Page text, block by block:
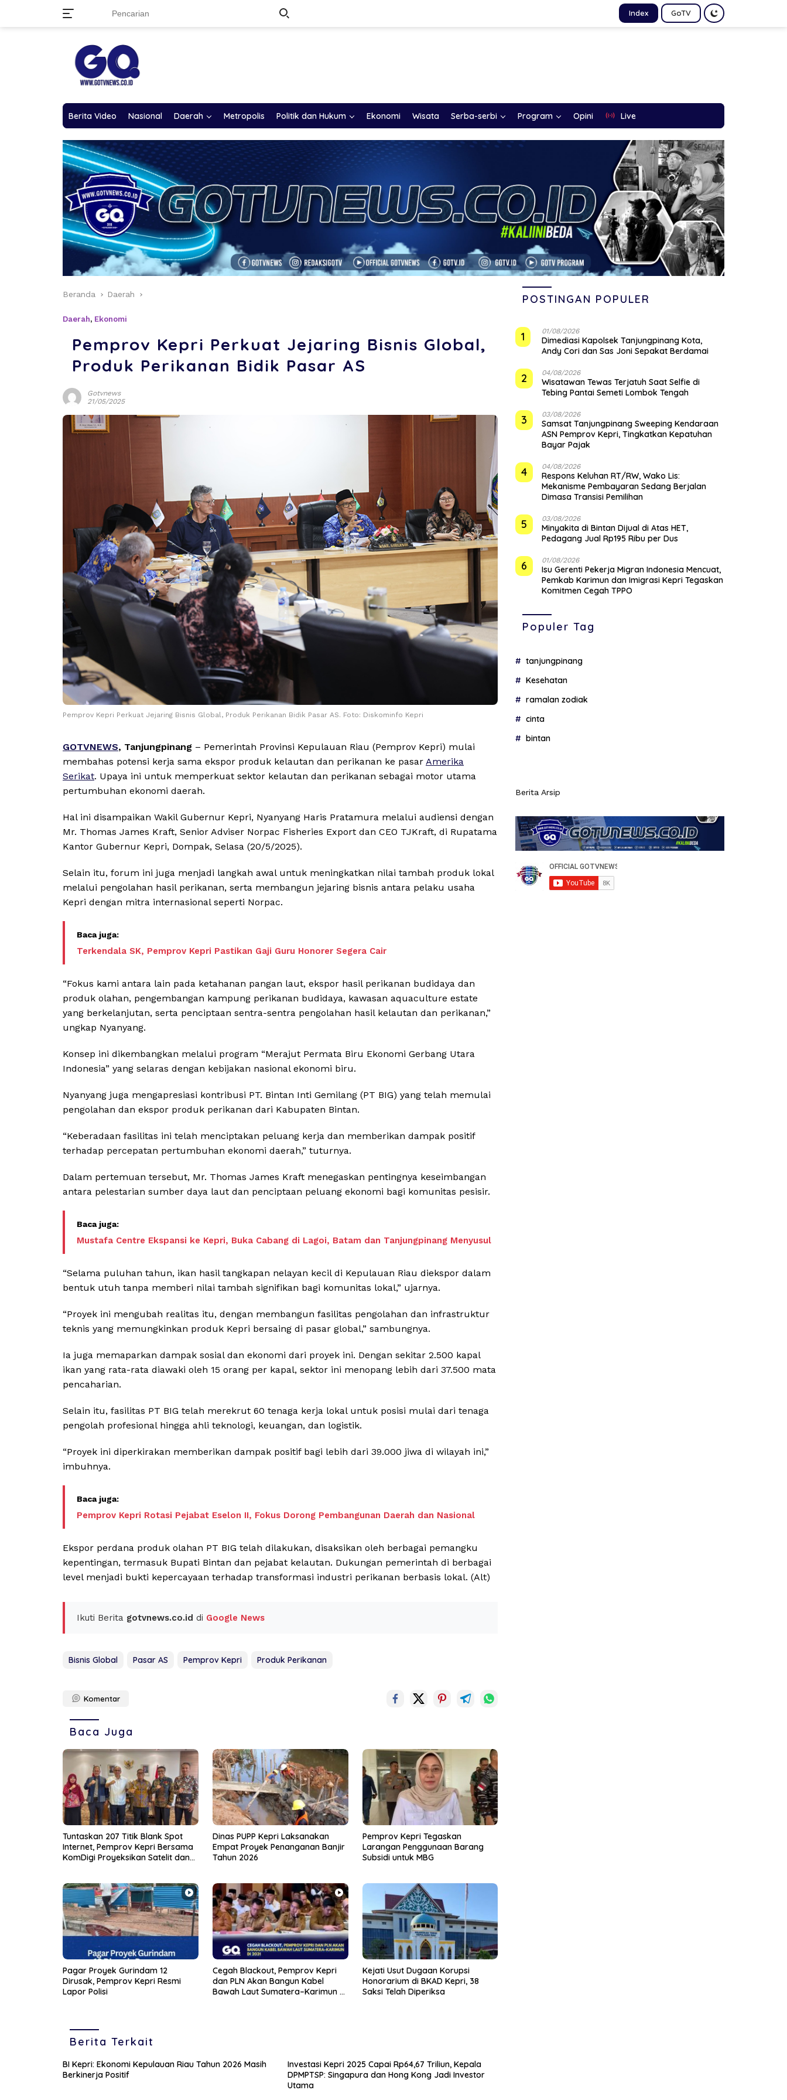
Index GoTV
Berita Video Nasional Daerah Metropolis Politik dan Hukum Ekonomi Wisata Serba-serbi Program Opini Live
Beranda Daerah
Daerah, Ekonomi
Pemprov Kepri Perkuat Jejaring Bisnis Global,
Produk Perikanan Bidik Pasar AS
Gotvnews
21/05/2025
Pemprov Kepri Perkuat Jejaring Bisnis Global, Produk Perikanan Bidik Pasar AS. Foto: Diskominfo Kepri
GOTVNEWS, Tanjungpinang – Pemerintah Provinsi Kepulauan Riau (Pemprov Kepri) mulai
membahas potensi kerja sama ekspor produk kelautan dan perikanan ke pasar Amerika
Serikat. Upaya ini untuk memperkuat sektor kelautan dan perikanan sebagai motor utama
pertumbuhan ekonomi daerah.
Hal ini disampaikan Wakil Gubernur Kepri, Nyanyang Haris Pratamura melalui audiensi dengan
Mr. Thomas James Kraft, Senior Adviser Norpac Fisheries Export dan CEO TJKraft, di Rupatama
Kantor Gubernur Kepri, Dompak, Selasa (20/5/2025).
Selain itu, forum ini juga menjadi langkah awal untuk meningkatkan nilai tambah produk lokal
melalui pengolahan hasil perikanan, serta membangun jejaring bisnis antara pelaku usaha
Kepri dengan mitra internasional seperti Norpac.
Terkendala SK, Pemprov Kepri Pastikan Gaji Guru Honorer Segera Cair
“Fokus kami antara lain pada ketahanan pangan laut, ekspor hasil perikanan budidaya dan
produk olahan, pengembangan kampung perikanan budidaya, kawasan aquaculture estate
yang berkelanjutan, serta penciptaan sentra-sentra pengolahan hasil kelautan dan perikanan,”
ungkap Nyanyang.
Konsep ini dikembangkan melalui program “Merajut Permata Biru Ekonomi Gerbang Utara
Indonesia” yang selaras dengan kebijakan nasional ekonomi biru.
Nyanyang juga mengapresiasi kontribusi PT. Bintan Inti Gemilang (PT BIG) yang telah memulai
pengolahan dan ekspor produk perikanan dari Kabupaten Bintan.
“Keberadaan fasilitas ini telah menciptakan peluang kerja dan memberikan dampak positif
terhadap percepatan pertumbuhan ekonomi daerah,” tuturnya.
Dalam pertemuan tersebut, Mr. Thomas James Kraft menegaskan pentingnya keseimbangan
antara pelestarian sumber daya laut dan penciptaan peluang ekonomi bagi komunitas pesisir.
Mustafa Centre Ekspansi ke Kepri, Buka Cabang di Lagoi, Batam dan Tanjungpinang Menyusul
“Selama puluhan tahun, ikan hasil tangkapan nelayan kecil di Kepulauan Riau diekspor dalam
bentuk utuh tanpa memberi nilai tambah signifikan bagi komunitas lokal,” ujarnya.
“Proyek ini mengubah realitas itu, dengan membangun fasilitas pengolahan dan infrastruktur
teknis yang memungkinkan produk Kepri bersaing di pasar global,” sambungnya.
Ia juga memaparkan dampak sosial dan ekonomi dari proyek ini. Dengan sekitar 2.500 kapal
ikan yang rata-rata diawaki oleh 15 orang per kapal, sektor ini menopang lebih dari 37.500 mata
pencaharian.
Selain itu, fasilitas PT BIG telah merekrut 60 tenaga kerja lokal untuk posisi mulai dari tenaga
pengolah profesional hingga ahli teknologi, keuangan, dan logistik.
“Proyek ini diperkirakan memberikan dampak positif bagi lebih dari 39.000 jiwa di wilayah ini,”
imbuhnya.
Pemprov Kepri Rotasi Pejabat Eselon II, Fokus Dorong Pembangunan Daerah dan Nasional
Ekspor perdana produk olahan PT BIG telah dilakukan, disaksikan oleh berbagai pemangku
kepentingan, termasuk Bupati Bintan dan pejabat kelautan. Dukungan pemerintah di berbagai
level menjadi bukti kepercayaan terhadap transformasi industri perikanan berbasis lokal. (Alt)
Ikuti Berita gotvnews.co.id di Google News
Bisnis Global Pasar AS Pemprov Kepri Produk Perikanan
Komentar
Baca Juga
Tuntaskan 207 Titik Blank Spot
Internet, Pemprov Kepri Bersama
KomDigi Proyeksikan Satelit dan
Dinas PUPP Kepri Laksanakan
Empat Proyek Penanganan Banjir
Tahun 2026
Pemprov Kepri Tegaskan
Larangan Penggunaan Barang
Subsidi untuk MBG
Pagar Proyek Gurindam 12
Dirusak, Pemprov Kepri Resmi
Lapor Polisi
Cegah Blackout, Pemprov Kepri
dan PLN Akan Bangun Kabel
Bawah Laut Sumatera–Karimun di
Kejati Usut Dugaan Korupsi
Honorarium di BKAD Kepri, 38
Saksi Telah Diperiksa
Berita Terkait
BI Kepri: Ekonomi Kepulauan Riau Tahun 2026 Masih
Berkinerja Positif
Investasi Kepri 2025 Capai Rp64,67 Triliun, Kepala
DPMPTSP: Singapura dan Hong Kong Jadi Investor
Utama
POSTINGAN POPULER
1 01/08/2026
Dimediasi Kapolsek Tanjungpinang Kota,
Andy Cori dan Sas Joni Sepakat Berdamai
2 04/08/2026
Wisatawan Tewas Terjatuh Saat Selfie di
Tebing Pantai Semeti Lombok Tengah
3 03/08/2026
Samsat Tanjungpinang Sweeping Kendaraan
ASN Pemprov Kepri, Tingkatkan Kepatuhan
Bayar Pajak
4 04/08/2026
‎Respons Keluhan RT/RW, Wako Lis:
Mekanisme Pembayaran Sedang Berjalan
Dimasa Transisi Pemilihan
5 03/08/2026
Minyakita di Bintan Dijual di Atas HET,
Pedagang Jual Rp195 Ribu per Dus
6 01/08/2026
Isu Gerenti Pekerja Migran Indonesia Mencuat,
Pemkab Karimun dan Imigrasi Kepri Tegaskan
Komitmen Cegah TPPO
Populer Tag
tanjungpinang
Kesehatan
ramalan zodiak
cinta
bintan
Berita Arsip